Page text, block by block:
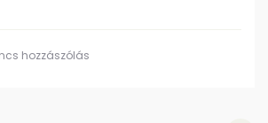
hozzászólás